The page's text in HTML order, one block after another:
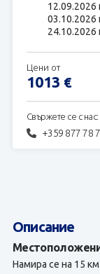
12.09.2026
03.10.2026
24.10.2026
Свържете се с нас:
+359 877 78
Цени от
1013 €
Описание
Намира се на 15